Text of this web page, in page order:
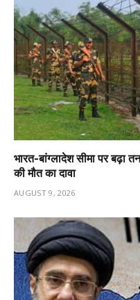
भारत-बांग्लादेश सीमा पर बढ़ा
की मौत का दावा
AUGUST 9, 2026